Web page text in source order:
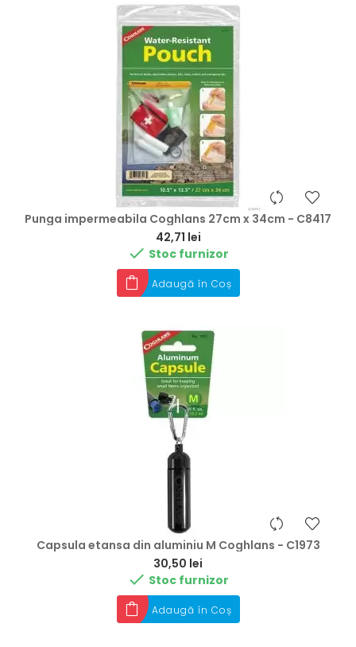
Punga impermeabila Coghlans 27cm x 34cm - C8417
42,71 lei
 Stoc furnizor
Adaugă în Coș
Capsula etansa din aluminiu M Coghlans - C1973
30,50 lei
 Stoc furnizor
Adaugă în Coș